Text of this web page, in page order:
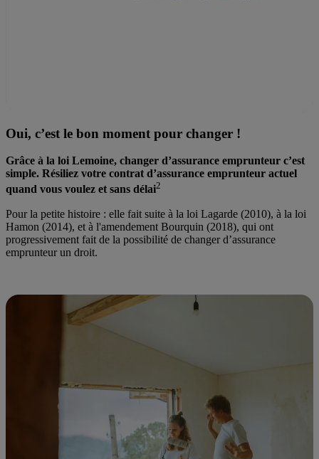
Oui, c’est le bon moment pour changer !
Grâce à la loi Lemoine, changer d’assurance emprunteur c’est
simple. Résiliez votre contrat d’assurance emprunteur actuel
quand vous voulez et sans délai2
Pour la petite histoire : elle fait suite à la loi Lagarde (2010), à la loi
Hamon (2014), et à l'amendement Bourquin (2018), qui ont
progressivement fait de la possibilité de changer d’assurance
emprunteur un droit.